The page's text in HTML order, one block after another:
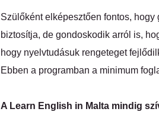
Szülőként elképesztően fontos,
biztosítja, de gondoskodik arról is,
hogy nyelvtudásuk rengeteget
Ebben a programban a minimum
A Learn English in Malta mindig